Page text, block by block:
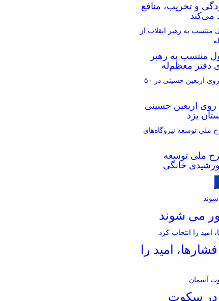
و تخریب، منافع
می‌کند
منتسب به رهبر
دفتر معظم‌له
روی اربعین حسینی
ملی توسعه
خانگی
می شوند
امید را
در سکوت